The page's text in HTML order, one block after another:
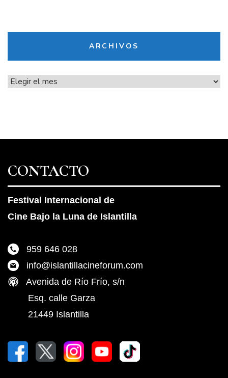
ARCHIVOS
Archivos
CONTACTO
Festival Internacional de
Cine Bajo la Luna de Islantilla
959 646 028
info@islantillacineforum.com
Avenida de Río Frío, s/n
Esq. calle Garza
21449 Islantilla